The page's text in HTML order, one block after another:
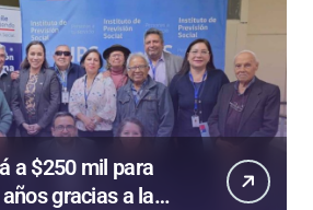
a $250 mil para
gracias a la